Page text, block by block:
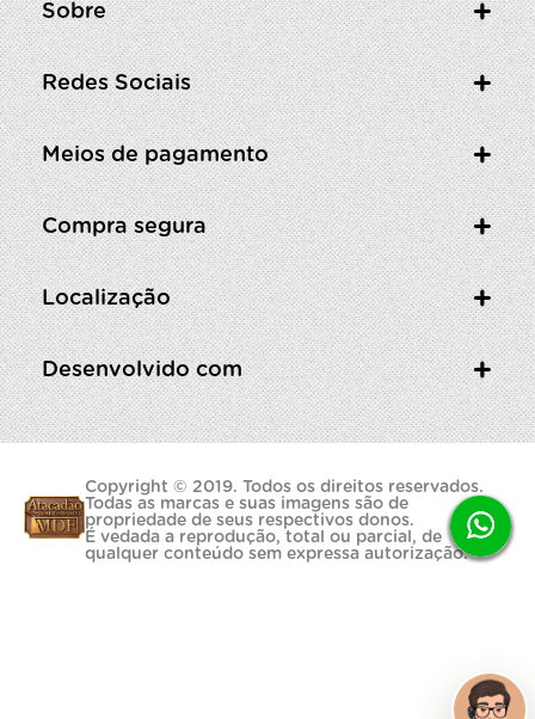
Sobre
Redes Sociais
Meios de pagamento
Compra segura
Localização
Desenvolvido com
Copyright © 2019. Todos os direitos reservados.
Todas as marcas e suas imagens são de
propriedade de seus respectivos donos.
É vedada a reprodução, total ou parcial, de
qualquer conteúdo sem expressa autorização.